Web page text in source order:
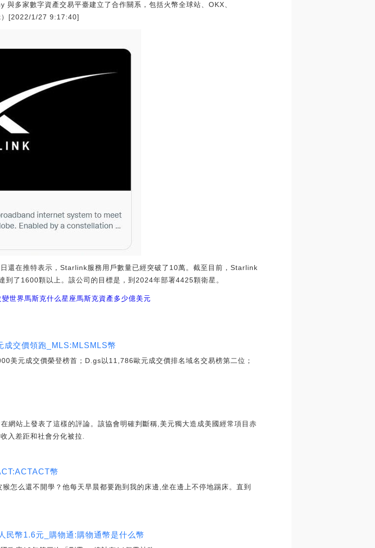
多家數字資產交易平臺建立了合作關系，包括火幣全球站、OKX、
[2022/1/27 9:17:40]
還在推特表示，Starlink服務用戶數量已經突破了10萬。截至目前，Starlink
了1600顆以上。該公司的目標是，到2024年部署4425顆衛星。
世界馬斯克什么星座馬斯克資產多少億美元
交價領跑_MLS:MLSMLS幣
美元成交價榮登榜首；D.gs以11,786歐元成交價排名域名交易榜第二位；
網站上發表了這樣的評論。該協會明確判斷稱,美元獨大造成美國經常項目赤
入差距和社會分化被拉.
幣
怎么還不開學？他每天早晨都要跑到我的床邊,坐在邊上不停地踢床。直到
民幣1.6元_購物通:購物通幣是什么幣